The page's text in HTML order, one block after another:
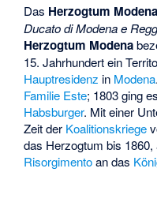
Das Herzogtum
Ducato di Modena e
Herzogtum Modena
15. Jahrhundert ein
Hauptresidenz in Modena
Familie Este; 1803 ging
Habsburger. Mit einer
Zeit der Koalitionskriege
das Herzogtum bis
Risorgimentoan das